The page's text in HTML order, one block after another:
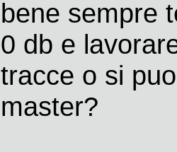
bene sempre
0 db e
tracce o si
master?